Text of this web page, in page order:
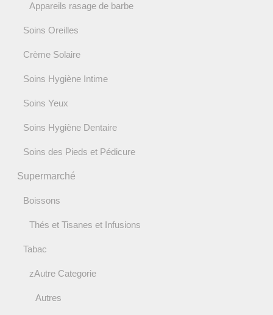
Appareils rasage de barbe
Soins Oreilles
Crème Solaire
Soins Hygiène Intime
Soins Yeux
Soins Hygiène Dentaire
Soins des Pieds et Pédicure
Supermarché
Boissons
Thés et Tisanes et Infusions
Tabac
zAutre Categorie
Autres